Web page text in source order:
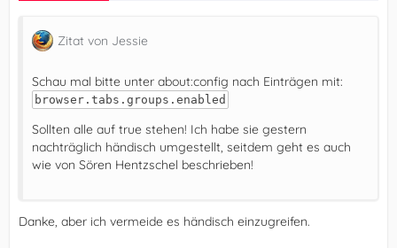
Zitat von Jessie
Schau mal bitte unter about:config nach Einträgen mit:
browser.tabs.groups.enabled
Sollten alle auf true stehen! Ich habe sie gestern
nachträglich händisch umgestellt, seitdem geht es auch
wie von Sören Hentzschel beschrieben!
Danke, aber ich vermeide es händisch einzugreifen.